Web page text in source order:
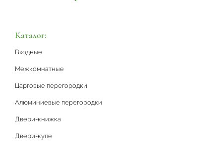
Каталог:
Входные
Межкомнатные
Царговые перегородки
Алюминиевые перегородки
Двери-книжка
Двери-купе